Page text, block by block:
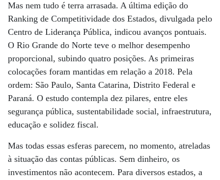
Mas nem tudo é terra arrasada. A última edição do
Ranking de Competitividade dos Estados, divulgada pelo
Centro de Liderança Pública, indicou avanços pontuais.
O Rio Grande do Norte teve o melhor desempenho
proporcional, subindo quatro posições. As primeiras
colocações foram mantidas em relação a 2018. Pela
ordem: São Paulo, Santa Catarina, Distrito Federal e
Paraná. O estudo contempla dez pilares, entre eles
segurança pública, sustentabilidade social, infraestrutura,
educação e solidez fiscal.
Mas todas essas esferas parecem, no momento, atreladas
à situação das contas públicas. Sem dinheiro, os
investimentos não acontecem. Para diversos estados, a